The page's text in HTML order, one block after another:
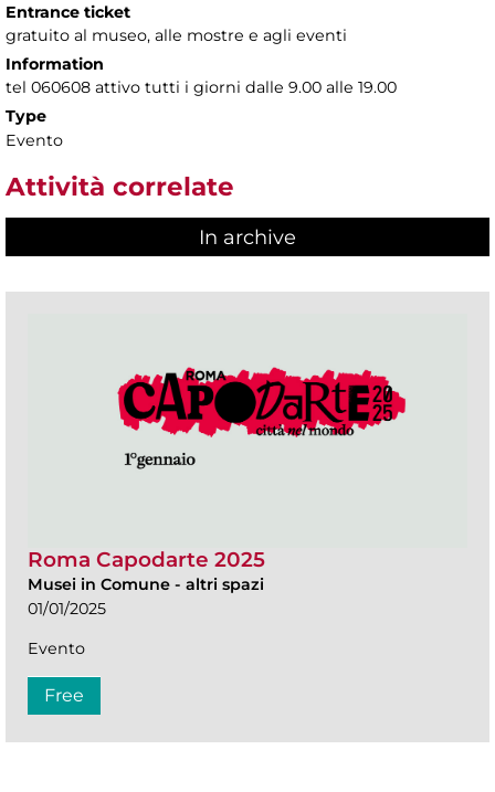
Entrance ticket
gratuito al museo, alle mostre e agli eventi
Information
tel 060608 attivo tutti i giorni dalle 9.00 alle 19.00
Type
Evento
Attività correlate
In archive
Roma Capodarte 2025
Musei in Comune - altri spazi
01/01/2025
Evento
Free